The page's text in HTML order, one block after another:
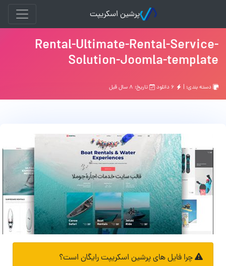
پرشین اسکریپت
Rental-Ultimate-Rental-Service-
Solution-Joomla-template
دسته بندی: | تاریخ: ۸ سال قبل
چرا فایل های پرشین اسکریپت رایگان است؟